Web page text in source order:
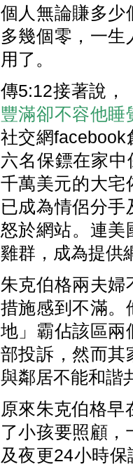
個人無論賺多少
多幾個零，一
用了。
傳5:12接著說，
豐滿卻不容他睡
社交網
六名保鏢在家
千萬美元的大宅
已成為情侶分
怒於網站。連美
雞群，成為提供
朱克伯格兩夫婦
措施感到不滿。
地」霸佔該區兩
部投訴，然而其
與鄰居不能和諧
原來朱克伯格早
了小孩要照顧
及夜更24小時